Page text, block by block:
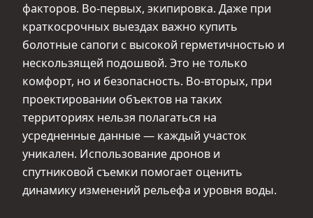
факторов. Во-первых, экипировка. Даже при
краткосрочных выездах важно купить
болотные сапоги с высокой герметичностью и
нескользящей подошвой. Это не только
комфорт, но и безопасность. Во-вторых, при
проектировании объектов на таких
территориях нельзя полагаться на
усредненные данные — каждый участок
уникален. Использование дронов и
спутниковой съемки помогает оценить
динамику изменений рельефа и уровня воды.